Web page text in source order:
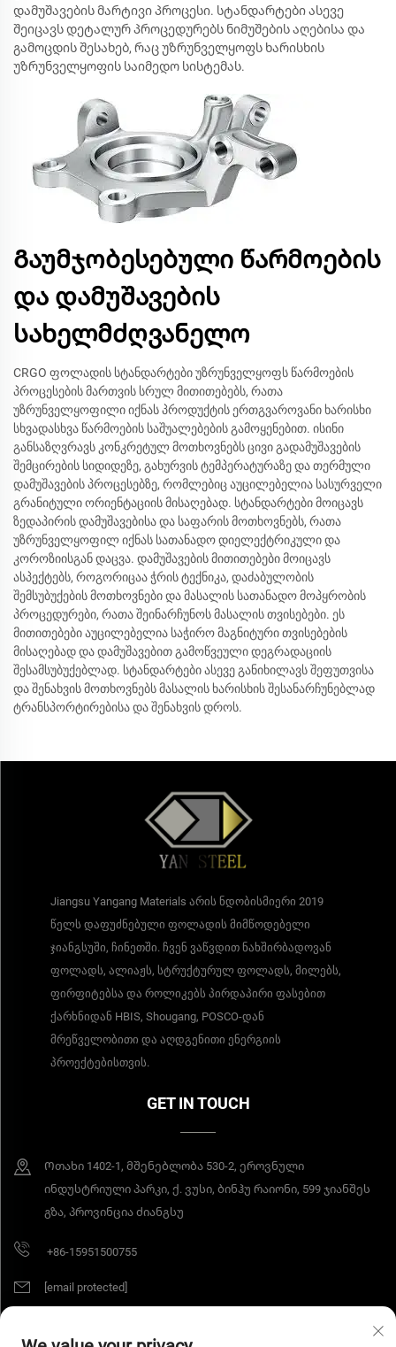
დამუშავების მარტივი პროცესი. სტანდარტები ასევე
შეიცავს დეტალურ პროცედურებს ნიმუშების აღებისა და
გამოცდის შესახებ, რაც უზრუნველყოფს ხარისხის
უზრუნველყოფის საიმედო სისტემას.
Გაუმჯობესებული წარმოების
და დამუშავების
სახელმძღვანელო
CRGO ფოლადის სტანდარტები უზრუნველყოფს წარმოების
პროცესების მართვის სრულ მითითებებს, რათა
უზრუნველყოფილი იქნას პროდუქტის ერთგვაროვანი ხარისხი
სხვადასხვა წარმოების საშუალებების გამოყენებით. ისინი
განსაზღვრავს კონკრეტულ მოთხოვნებს ცივი გადამუშავების
შემცირების სიდიდეზე, გახურვის ტემპერატურაზე და თერმული
დამუშავების პროცესებზე, რომლებიც აუცილებელია სასურველი
გრანიტული ორიენტაციის მისაღებად. სტანდარტები მოიცავს
ზედაპირის დამუშავებისა და საფარის მოთხოვნებს, რათა
უზრუნველყოფილ იქნას სათანადო დიელექტრიკული და
კოროზიისგან დაცვა. დამუშავების მითითებები მოიცავს
ასპექტებს, როგორიცაა ჭრის ტექნიკა, დაძაბულობის
შემსუბუქების მოთხოვნები და მასალის სათანადო მოპყრობის
პროცედურები, რათა შეინარჩუნოს მასალის თვისებები. ეს
მითითებები აუცილებელია საჭირო მაგნიტური თვისებების
მისაღებად და დამუშავებით გამოწვეული დეგრადაციის
შესამსუბუქებლად. სტანდარტები ასევე განიხილავს შეფუთვისა
და შენახვის მოთხოვნებს მასალის ხარისხის შესანარჩუნებლად
ტრანსპორტირებისა და შენახვის დროს.
Jiangsu Yangang Materials არის ნდობისმიერი 2019
წელს დაფუძნებული ფოლადის მიმწოდებელი
ჯიანგსუში, ჩინეთში. ჩვენ ვაწვდით ნახშირბადოვან
ფოლადს, ალიაჟს, სტრუქტურულ ფოლადს, მილებს,
ფირფიტებსა და როლიკებს პირდაპირი ფასებით
ქარხნიდან HBIS, Shougang, POSCO-დან
მრეწველობითი და აღდგენითი ენერგიის
პროექტებისთვის.
GET IN TOUCH
Ოთახი 1402-1, მშენებლობა 530-2, ეროვნული
ინდუსტრიული პარკი, ქ. ვუსი, ბინჰუ რაიონი, 599 ჯიანშეს
გზა, პროვინცია ძიანგსუ
+86-15951500755
[email protected]